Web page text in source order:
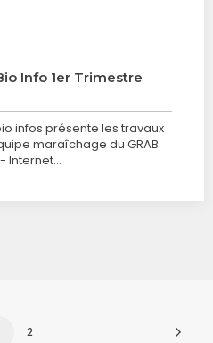
Info 1er Trimestre
infos présente les travaux
maraîchage du GRAB.
Internet…
2